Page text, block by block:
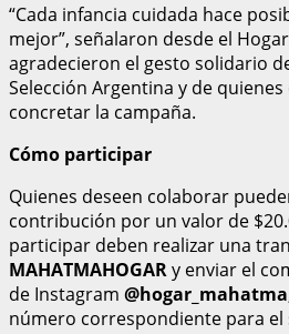
“Cada infancia cuidada hace
mejor”, señalaron desde el
agradecieron el gesto solidario
Selección Argentina y de
concretar la campaña.
Cómo participar
Quienes deseen colaborar
contribución por un valor de
participar deben realizar una
MAHATMAHOGARy enviar el
de Instagram @hogar_mahatma
número correspondiente para el